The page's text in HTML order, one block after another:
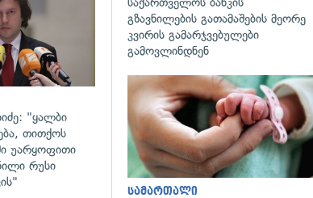
გადახედვა
"ყალბი
თითქოს
უარყოფითი
რუსი
გზავნილების გათამაშების მეორე
კვირის გამარჯვებულები
გამოვლინდნენ
სამართალი